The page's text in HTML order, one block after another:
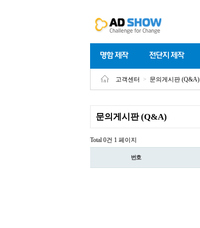
고객센터 > 문의게시판 (Q&A)
문의게시판 (Q&A)
Total 0건 1 페이지
번호